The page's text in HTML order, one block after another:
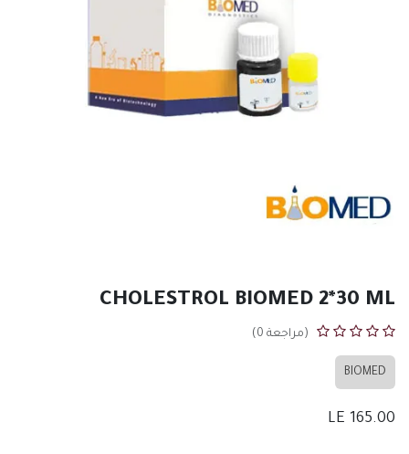
CHOLESTROL BIOMED 2*30 ML
(مراجعة 0)
BIOMED
165.00